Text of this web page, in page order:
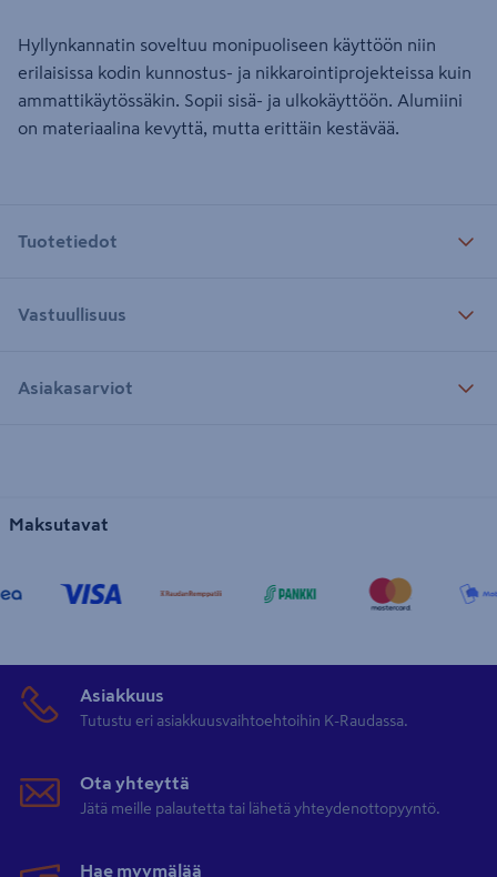
Hyllynkannatin soveltuu monipuoliseen käyttöön niin
erilaisissa kodin kunnostus- ja nikkarointiprojekteissa kuin
ammattikäytössäkin. Sopii sisä- ja ulkokäyttöön. Alumiini
on materiaalina kevyttä, mutta erittäin kestävää.
Tuotetiedot
Vastuullisuus
Asiakasarviot
Maksutavat
Asiakkuus
Tutustu eri asiakkuusvaihtoehtoihin K-Raudassa.
Ota yhteyttä
Jätä meille palautetta tai lähetä yhteydenottopyyntö.
Hae myymälää